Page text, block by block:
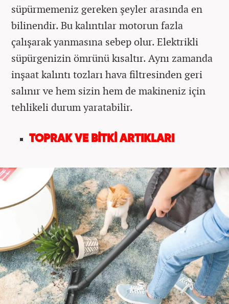
süpürmemeniz gereken şeyler arasında en
bilinendir. Bu kalıntılar motorun fazla
çalışarak yanmasına sebep olur. Elektrikli
süpürgenizin ömrünü kısaltır. Aynı zamanda
inşaat kalıntı tozları hava filtresinden geri
salınır ve hem sizin hem de makineniz için
tehlikeli durum yaratabilir.
TOPRAK VE BİTKİ ARTIKLARI